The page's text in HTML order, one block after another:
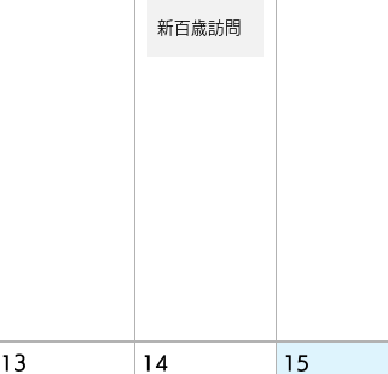
新百歳訪問
13 14 15